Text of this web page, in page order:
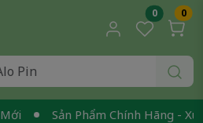
0 0
Sản Phẩm Chính Hãng - Xuất